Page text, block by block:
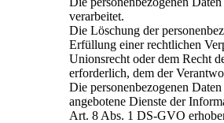
verarbeitet.
Die Löschung der
Erfüllung einer rechtlichen
Unionsrecht oder dem Recht
erforderlich, dem der
Die personenbezogenen
angebotene Dienste der
Art. 8 Abs. 1 DS-GVO